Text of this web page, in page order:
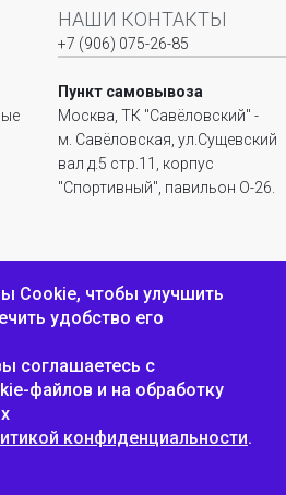
НАШИ КОНТАКТЫ
+7 (906) 075-26-85
Пункт самовывоза
Москва, ТК "Савёловский" -
м. Савёловская, ул.Сущевский
вал д.5 стр.11, корпус
"Спортивный", павильон О-26.
ОБРАТНАЯ СВЯЗЬ
Пожаловаться
Сookie, чтобы улучшить
удобство его
соглашаетесь с
файлов и на обработку
конфиденциальности.